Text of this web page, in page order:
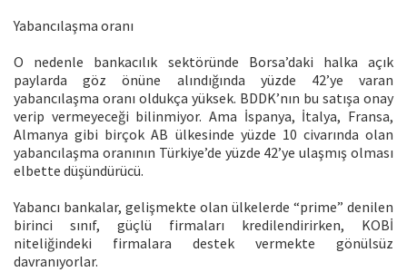
Yabancılaşma oranı
O nedenle bankacılık sektöründe Borsa’daki halka açık
paylarda göz önüne alındığında yüzde 42’ye varan
yabancılaşma oranı oldukça yüksek. BDDK’nın bu satışa onay
verip vermeyeceği bilinmiyor. Ama İspanya, İtalya, Fransa,
Almanya gibi birçok AB ülkesinde yüzde 10 civarında olan
yabancılaşma oranının Türkiye’de yüzde 42’ye ulaşmış olması
elbette düşündürücü.
Yabancı bankalar, gelişmekte olan ülkelerde “prime” denilen
birinci sınıf, güçlü firmaları kredilendirirken, KOBİ
niteliğindeki firmalara destek vermekte gönülsüz
davranıyorlar.